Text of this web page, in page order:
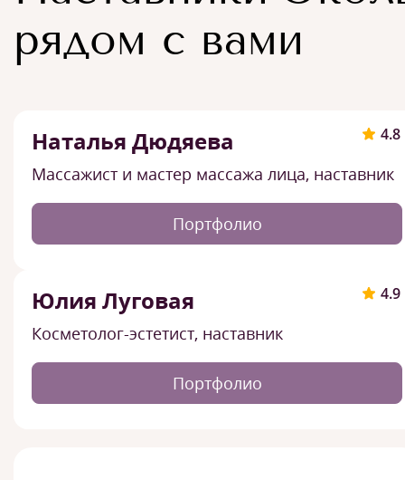
рядом с вами
4.8
Наталья Дюдяева
Массажист и мастер массажа лица, наставник
Портфолио
4.9
Юлия Луговая
Косметолог-эстетист, наставник
Портфолио